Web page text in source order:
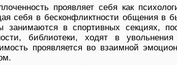
проявляет себя как
себя в бесконфликтности общения в
занимаются в спортивных секциях,
библиотеки, ходят в
проявляется во взаимной